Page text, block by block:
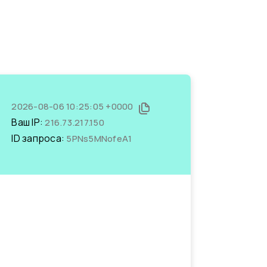
2026-08-06 10:25:05 +0000
Ваш IP:216.73.217.150
ID запроса: 5PNs5MNofeA1